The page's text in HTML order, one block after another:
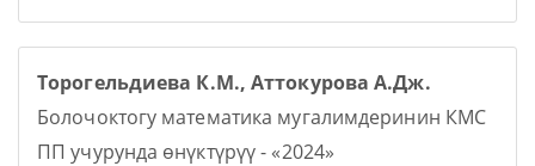
Торогельдиева К.М., Аттокурова А.Дж.
Болочоктогу математика мугалимдеринин КМС
ПП учурунда өнүктүрүү - «2024»